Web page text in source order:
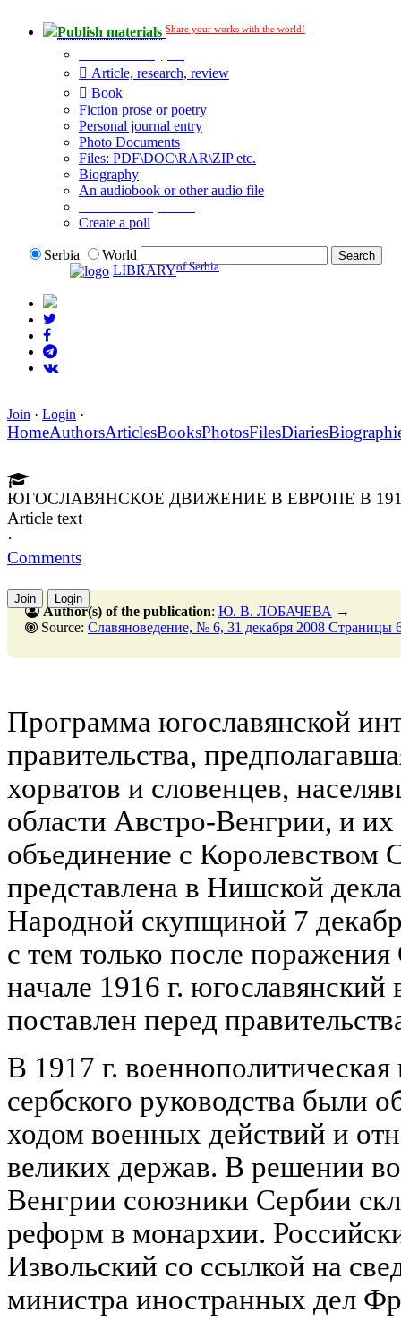
Publish materials Share your works with the world!
Article, research, review
Book
Fiction prose or poetry
Personal journal entry
Photo Documents
Files: PDF\DOC\RAR\ZIP etc.
Biography
An audiobook or other audio file
Create a poll
Serbia
World
LIBRARYof Serbia
Join · Login ·
HomeAuthorsArticlesBooksPhotosFilesDiaries
ЮГОСЛАВЯНСКОЕ ДВИЖЕНИЕ В ЕВРОПЕ В
Article text
·
Comments
Join Login
Author(s) of the publication: Ю. В. ЛОБАЧЕВА →
Source: Славяноведение, № 6, 31 декабря 2008 Страницы
Программа югославянской
правительства,
хорватов и словенцев,
области Австро-Венгрии, и их
объединение с Королевством
представлена в Нишской
Народной скупщиной 7
с тем только после
начале 1916 г.
поставлен перед
В 1917 г.
сербского руководства были
ходом военных действий и
великих держав. В решении
Венгрии союзники Сербии
реформ в монархии.
Извольский со ссылкой на
министра иностранных дел